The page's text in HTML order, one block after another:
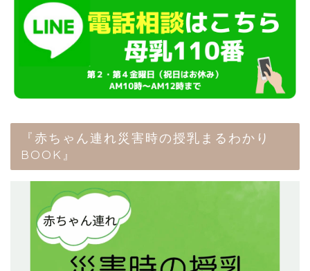
『赤ちゃん連れ災害時の授乳まるわかり
BOOK』